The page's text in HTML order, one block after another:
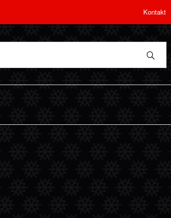
Kontakt